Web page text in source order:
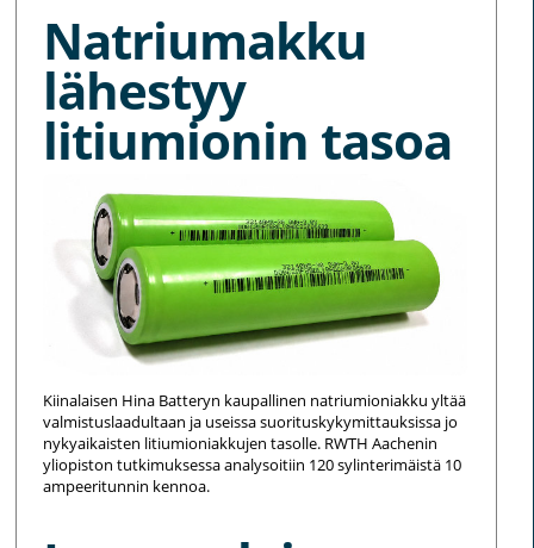
Natriumakku
lähestyy
litiumionin tasoa
Kiinalaisen Hina Batteryn kaupallinen natriumioniakku yltää
valmistuslaadultaan ja useissa suorituskykymittauksissa jo
nykyaikaisten litiumioniakkujen tasolle. RWTH Aachenin
yliopiston tutkimuksessa analysoitiin 120 sylinterimäistä 10
ampeeritunnin kennoa.